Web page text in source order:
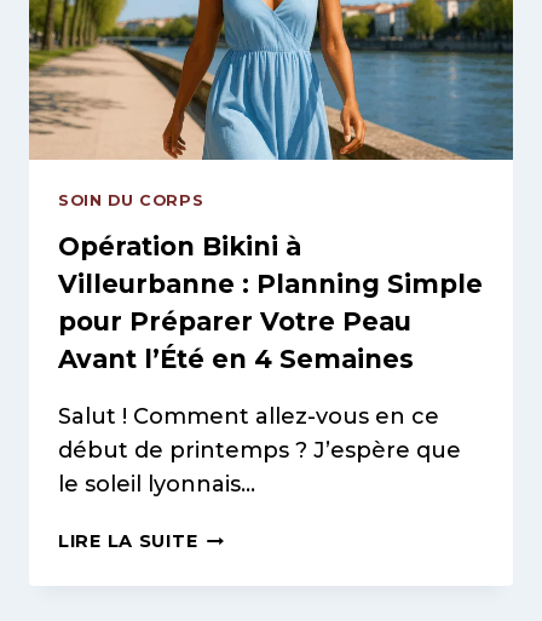
BRILLEZ
EN
UN
SEUL
INSTITUT
!
SOIN DU CORPS
Opération Bikini à
Villeurbanne : Planning Simple
pour Préparer Votre Peau
Avant l’Été en 4 Semaines
Salut ! Comment allez-vous en ce
début de printemps ? J’espère que
le soleil lyonnais…
LIRE LA SUITEOPÉRATION
À